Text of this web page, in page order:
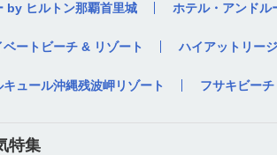
by ヒルトン那覇首里城 ホテル・アンドル
ートビーチ & リゾート ハイアットリー
ュール沖縄残波岬リゾート フサキビー
特集